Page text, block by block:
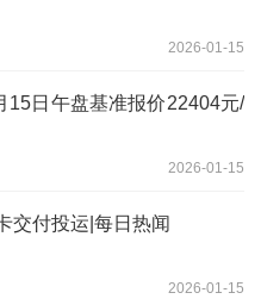
2026-01-15
15日午盘基准报价22404元/
2026-01-15
交付投运|每日热闻
2026-01-15